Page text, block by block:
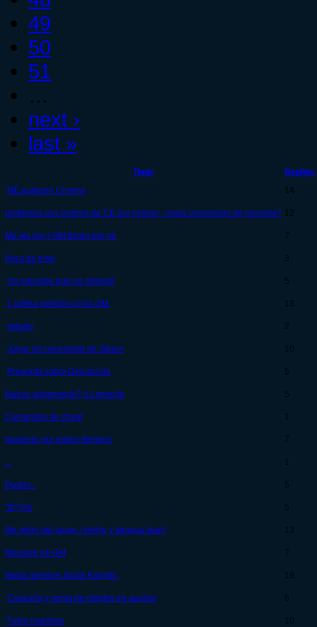
49
50
51
…
next ›
last »
Topic
Replies
ME quitaron Crowns
14
problema con compra de CE por celular, ¿mala conversión de moneda? 12
Me les voy / GM lloren por mi 7
Hora de irme 3
Un mensaje que no entendí 5
1 ultima petición al los GM. 13
vetado 2
Jugar sin necesidad de Steam 10
Pregunta sobre Denuncias 5
Nuevo armamento? o Lamento 5
Comandos de cheat 1
pasando por malos tiempos 7
... 1
Dudas... 5
"#!^()% 5
Me retiro del juego / clotho y atropos lean! 13
Mensaje de GM 7
Hasta siempre Spiral Knights. 19
Creación y venta de objetos en auction 6
Fotos nuestras 10